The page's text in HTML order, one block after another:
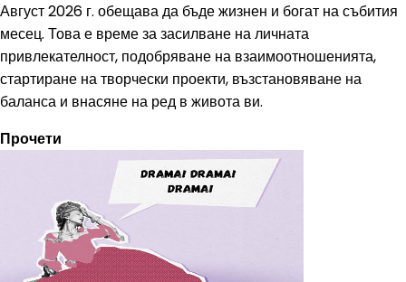
Август 2026 г. обещава да бъде жизнен и богат на събития
месец. Това е време за засилване на личната
привлекателност, подобряване на взаимоотношенията,
стартиране на творчески проекти, възстановяване на
баланса и внасяне на ред в живота ви.
Прочети